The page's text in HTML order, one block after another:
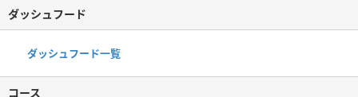
ダッシュフード
ダッシュフード一覧
コース